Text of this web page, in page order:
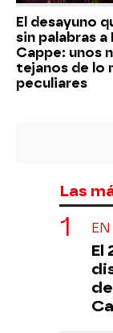
El desayuno
sin palabras a
Cappe: unos
tejanos de lo
peculiares
Las
El